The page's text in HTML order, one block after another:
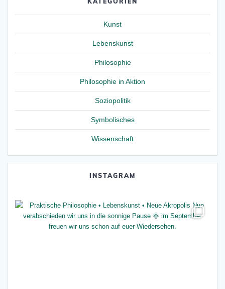
Kunst
Lebenskunst
Philosophie
Philosophie in Aktion
Soziopolitik
Symbolisches
Wissenschaft
INSTAGRAM